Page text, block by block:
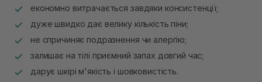
економно витрачається завдяки консистенції;
дуже швидко дає велику кількість піни;
не спричиняє подразнення чи алергію;
залишає на тілі приємний запах довгий час;
дарує шкірі м'якість і шовковистість.